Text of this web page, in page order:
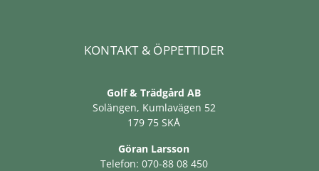
KONTAKT & ÖPPETTIDER
Golf & Trädgård AB
Solängen, Kumlavägen 52
179 75 SKÅ
Göran Larsson
Telefon: 070-88 08 450